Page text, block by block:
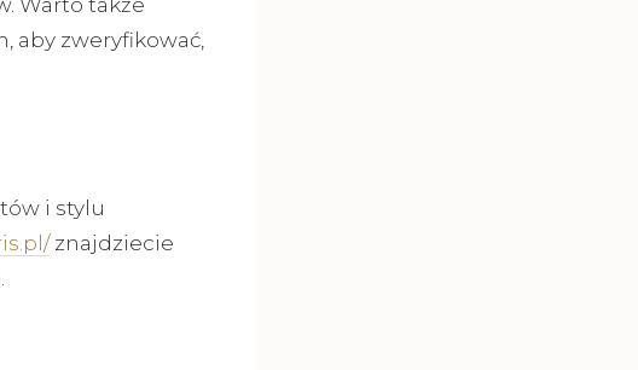
aby zweryfikować,
i stylu
znajdziecie